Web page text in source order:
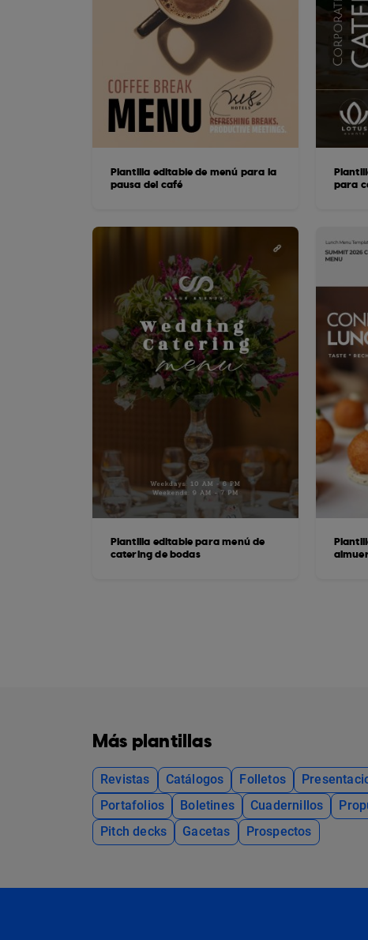
Plantilla editable de menú para la
pausa del café
Plantilla editable para menú de
catering de bodas
para
Más plantillas
Revistas Catálogos Folletos
Portafolios
Boletines Cuadernillos
Pitch decks
Gacetas Prospectos